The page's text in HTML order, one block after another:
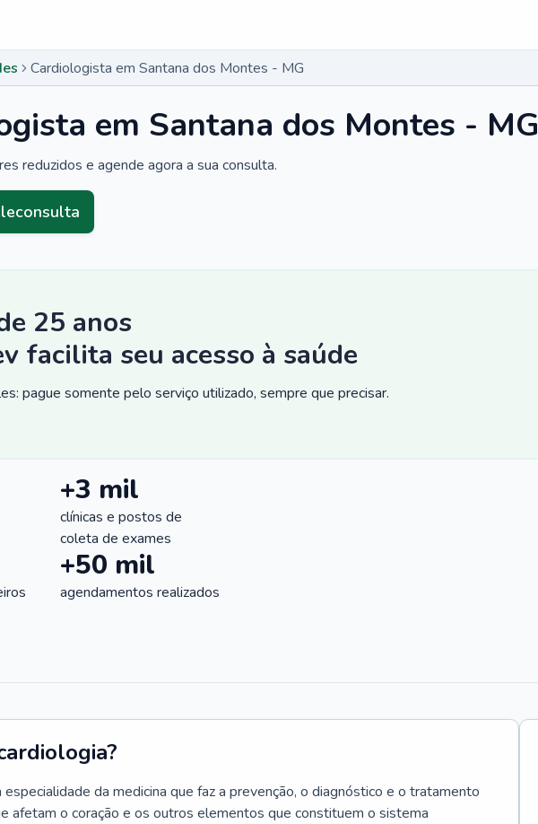
Cardiologista em Santana dos Montes - MG
em Santana dos Montes - MG
reduzidos e agende agora a sua consulta.
25 anos
facilita seu acesso à saúde
pague somente pelo serviço utilizado, sempre que precisar.
+3 mil
clínicas e postos de
coleta de exames
+50 mil
agendamentos realizados
especialidade da medicina que faz a prevenção, o diagnóstico e o tratamento
afetam o coração e os outros elementos que constituem o sistema